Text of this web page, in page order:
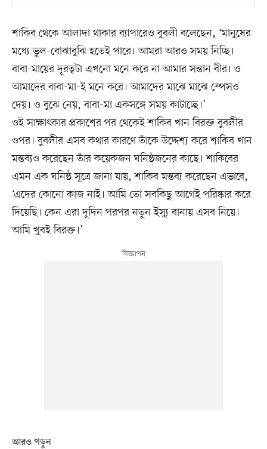
শাকিব থেকে আলাদা থাকার ব্যাপারেও বুবলী বলেছেন, ‘মানুষের
মধ্যে ভুল-বোঝাবুঝি হতেই পারে। আমরা আরও সময় নিচ্ছি।
বাবা-মায়ের দূরত্বটা এখনো মনে করে না আমার সন্তান বীর। ও
আমাদের বাবা-মা-ই মনে করে। আমাদের মাঝে মাঝে স্পেসও
দেয়। ও বুঝে নেয়, বাবা-মা একসঙ্গে সময় কাটাচ্ছে।’
ওই সাক্ষাৎকার প্রকাশের পর থেকেই শাকিব খান বিরক্ত বুবলীর
ওপর। বুবলীর এসব কথার কারণে তাঁকে উদ্দেশ্য করে শাকিব খান
মন্তব্যও করেছেন তাঁর কয়েকজন ঘনিষ্ঠজনের কাছে। শাকিবের
এমন এক ঘনিষ্ঠ সূত্রে জানা যায়, শাকিব মন্তব্য করেছেন এভাবে,
‘এদের কোনো কাজ নাই। আমি তো সবকিছু আগেই পরিষ্কার করে
দিয়েছি। কেন এরা দুদিন পরপর নতুন ইস্যু বানায় এসব নিয়ে।
আমি খুবই বিরক্ত।’
আরও পড়ুন